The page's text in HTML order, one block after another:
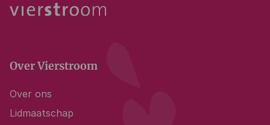
Over Vierstroom
Over ons
Lidmaatschap